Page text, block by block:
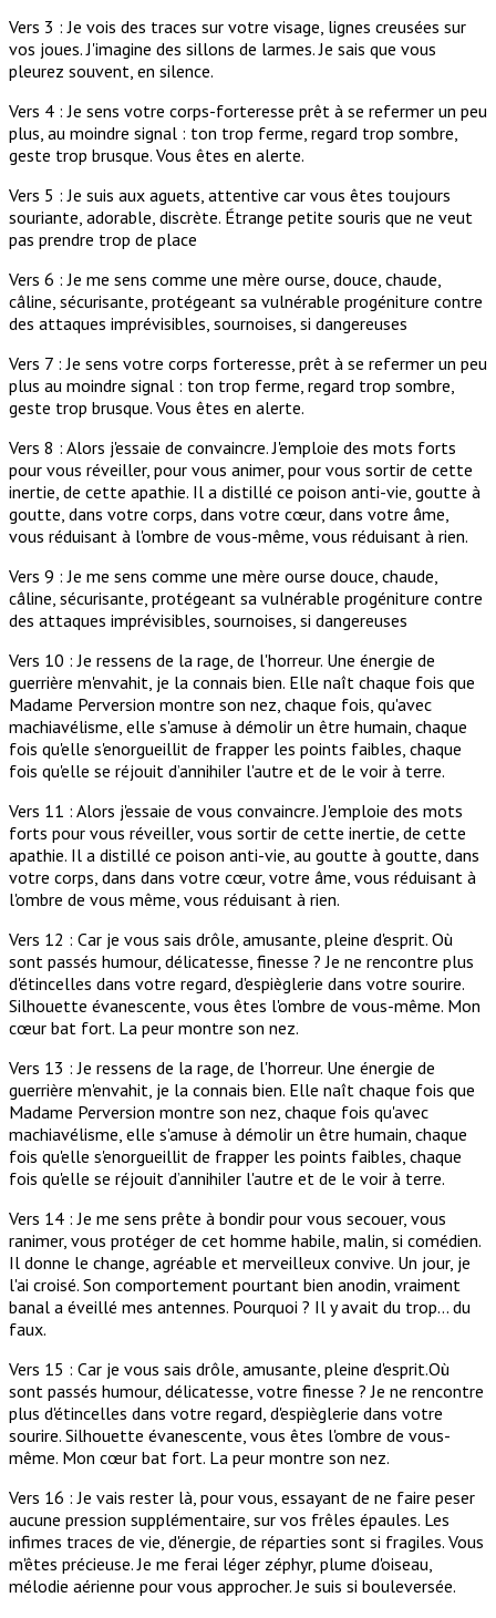
Vers 3 : Je vois des traces sur votre visage, lignes creusées sur
vos joues. J'imagine des sillons de larmes. Je sais que vous
pleurez souvent, en silence.
Vers 4 : Je sens votre corps-forteresse prêt à se refermer un peu
plus, au moindre signal : ton trop ferme, regard trop sombre,
geste trop brusque. Vous êtes en alerte.
Vers 5 : Je suis aux aguets, attentive car vous êtes toujours
souriante, adorable, discrète. Étrange petite souris que ne veut
pas prendre trop de place
Vers 6 : Je me sens comme une mère ourse, douce, chaude,
câline, sécurisante, protégeant sa vulnérable progéniture contre
des attaques imprévisibles, sournoises, si dangereuses
Vers 7 : Je sens votre corps forteresse, prêt à se refermer un peu
plus au moindre signal : ton trop ferme, regard trop sombre,
geste trop brusque. Vous êtes en alerte.
Vers 8 : Alors j'essaie de convaincre. J'emploie des mots forts
pour vous réveiller, pour vous animer, pour vous sortir de cette
inertie, de cette apathie. Il a distillé ce poison anti-vie, goutte à
goutte, dans votre corps, dans votre cœur, dans votre âme,
vous réduisant à l'ombre de vous-même, vous réduisant à rien.
Vers 9 : Je me sens comme une mère ourse douce, chaude,
câline, sécurisante, protégeant sa vulnérable progéniture contre
des attaques imprévisibles, sournoises, si dangereuses
Vers 10 : Je ressens de la rage, de l'horreur. Une énergie de
guerrière m'envahit, je la connais bien. Elle naît chaque fois que
Madame Perversion montre son nez, chaque fois, qu'avec
machiavélisme, elle s'amuse à démolir un être humain, chaque
fois qu'elle s'enorgueillit de frapper les points faibles, chaque
fois qu'elle se réjouit d’annihiler l'autre et de le voir à terre.
Vers 11 : Alors j'essaie de vous convaincre. J'emploie des mots
forts pour vous réveiller, vous sortir de cette inertie, de cette
apathie. Il a distillé ce poison anti-vie, au goutte à goutte, dans
votre corps, dans dans votre cœur, votre âme, vous réduisant à
l'ombre de vous même, vous réduisant à rien.
Vers 12 : Car je vous sais drôle, amusante, pleine d'esprit. Où
sont passés humour, délicatesse, finesse ? Je ne rencontre plus
d'étincelles dans votre regard, d'espièglerie dans votre sourire.
Silhouette évanescente, vous êtes l'ombre de vous-même. Mon
cœur bat fort. La peur montre son nez.
Vers 13 : Je ressens de la rage, de l'horreur. Une énergie de
guerrière m'envahit, je la connais bien. Elle naît chaque fois que
Madame Perversion montre son nez, chaque fois qu'avec
machiavélisme, elle s'amuse à démolir un être humain, chaque
fois qu'elle s'enorgueillit de frapper les points faibles, chaque
fois qu'elle se réjouit d’annihiler l'autre et de le voir à terre.
Vers 14 : Je me sens prête à bondir pour vous secouer, vous
ranimer, vous protéger de cet homme habile, malin, si comédien.
Il donne le change, agréable et merveilleux convive. Un jour, je
l'ai croisé. Son comportement pourtant bien anodin, vraiment
banal a éveillé mes antennes. Pourquoi ? Il y avait du trop... du
faux.
Vers 15 : Car je vous sais drôle, amusante, pleine d'esprit.Où
sont passés humour, délicatesse, votre finesse ? Je ne rencontre
plus d'étincelles dans votre regard, d'espièglerie dans votre
sourire. Silhouette évanescente, vous êtes l'ombre de vous-
même. Mon cœur bat fort. La peur montre son nez.
Vers 16 : Je vais rester là, pour vous, essayant de ne faire peser
aucune pression supplémentaire, sur vos frêles épaules. Les
infimes traces de vie, d'énergie, de réparties sont si fragiles. Vous
m'êtes précieuse. Je me ferai léger zéphyr, plume d'oiseau,
mélodie aérienne pour vous approcher. Je suis si bouleversée.